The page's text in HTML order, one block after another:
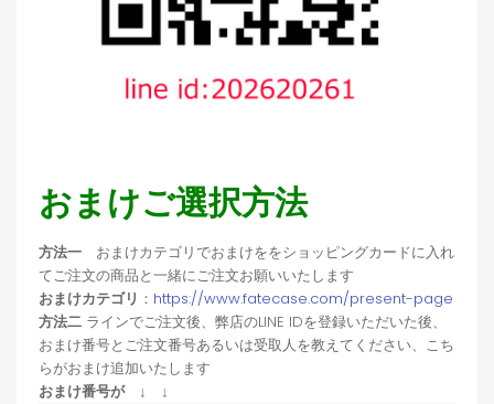
おまけご選択方法
方法一 おまけカテゴリでおまけををショッピングカードに入れ
てご注文の商品と一緒にご注文お願いいたします
おまけカテゴリ ： https://www.fatecase.com/present-page
方法二 ラインでご注文後、弊店のLINE IDを登録いただいた後、
おまけ番号とご注文番号あるいは受取人を教えてください、こち
らがおまけ追加いたします
おまけ番号が ↓ ↓